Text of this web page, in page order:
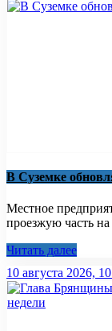
В Суземке
Местное
проезжую часть на
Читать далее
10 августа 2026,